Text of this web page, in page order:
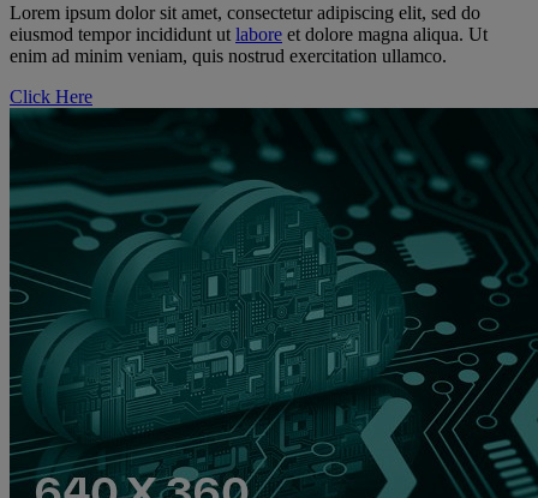
Lorem ipsum dolor sit amet, consectetur adipiscing elit, sed do
eiusmod tempor incididunt ut labore et dolore magna aliqua. Ut
enim ad minim veniam, quis nostrud exercitation ullamco.
Click Here